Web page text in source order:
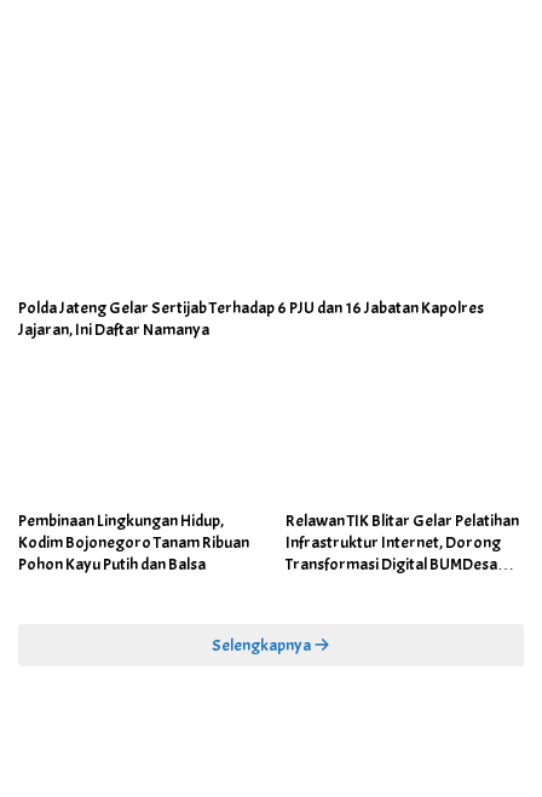
Polda Jateng Gelar Sertijab Terhadap 6 PJU dan 16 Jabatan Kapolres
Jajaran, Ini Daftar Namanya
Pembinaan Lingkungan Hidup,
Kodim Bojonegoro Tanam Ribuan
Pohon Kayu Putih dan Balsa
Relawan TIK Blitar Gelar Pelatihan
Infrastruktur Internet, Dorong
Transformasi Digital BUMDesa
Selengkapnya